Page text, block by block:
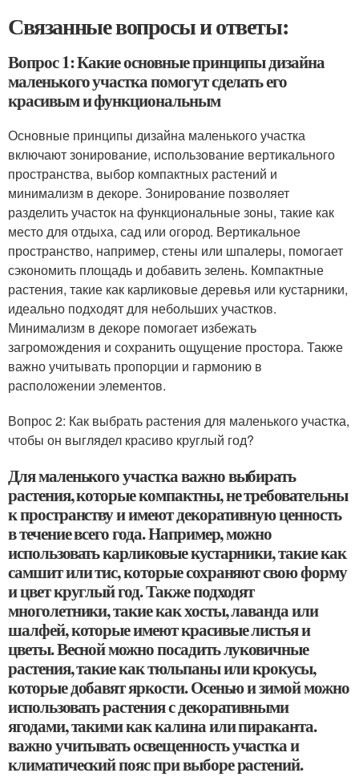
Связанные вопросы и ответы:
Вопрос 1: Какие основные принципы дизайна
маленького участка помогут сделать его
красивым и функциональным
Основные принципы дизайна маленького участка
включают зонирование, использование вертикального
пространства, выбор компактных растений и
минимализм в декоре. Зонирование позволяет
разделить участок на функциональные зоны, такие как
место для отдыха, сад или огород. Вертикальное
пространство, например, стены или шпалеры, помогает
сэкономить площадь и добавить зелень. Компактные
растения, такие как карликовые деревья или кустарники,
идеально подходят для небольших участков.
Минимализм в декоре помогает избежать
загромождения и сохранить ощущение простора. Также
важно учитывать пропорции и гармонию в
расположении элементов.
Вопрос 2: Как выбрать растения для маленького участка,
чтобы он выглядел красиво круглый год?
Для маленького участка важно выбирать
растения, которые компактны, не требовательны
к пространству и имеют декоративную ценность
в течение всего года. Например, можно
использовать карликовые кустарники, такие как
самшит или тис, которые сохраняют свою форму
и цвет круглый год. Также подходят
многолетники, такие как хосты, лаванда или
шалфей, которые имеют красивые листья и
цветы. Весной можно посадить луковичные
растения, такие как тюльпаны или крокусы,
которые добавят яркости. Осенью и зимой можно
использовать растения с декоративными
ягодами, такими как калина или пираканта.
важно учитывать освещенность участка и
климатический пояс при выборе растений.